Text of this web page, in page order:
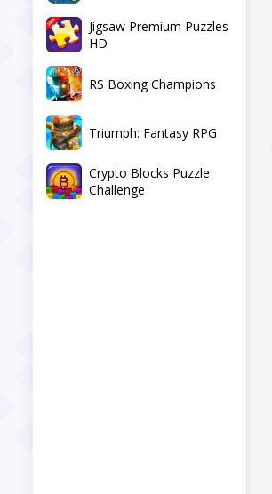
Jigsaw Premium Puzzles
HD
RS Boxing Champions
Triumph: Fantasy RPG
Crypto Blocks Puzzle
Challenge